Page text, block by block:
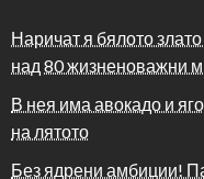
Наричат я бялото
над 80 жизненоважни
В нея има авокадо и
на лятото
Без ядрени амбиции!